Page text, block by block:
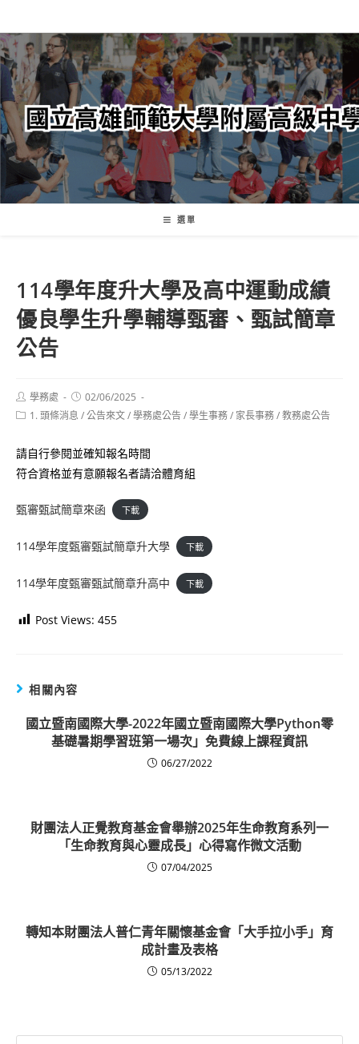
轉
至
主
內
容
選單
114學年度升大學及高中運動成績
優良學生升學輔導甄審、甄試簡章
公告
Post
author:
學務處
Post
published:
02/06/2025
Post1. 頭條消息 /公告來文/學務處公告/學生事務/ 家長事務/教務處公告
請自行參閱並確知報名時間
符合資格並有意願報名者請洽體育組
甄審甄試簡章來函 下載
114學年度甄審甄試簡章升大學 下載
114學年度甄審甄試簡章升高中 下載
Post Views: 455
相關內容
國立暨南國際大學-2022年國立暨南國際大學Python零
基礎暑期學習班第一場次」免費線上課程資訊
06/27/2022
財團法人正覺教育基金會舉辦2025年生命教育系列一
「生命教育與心靈成長」心得寫作微文活動
07/04/2025
轉知本財團法人普仁青年關懷基金會「大手拉小手」育
成計畫及表格
05/13/2022